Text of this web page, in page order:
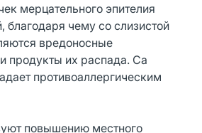
мерцательного эпителия
благодаря чему со слизистой
вредоносные
продукты их распада. Са
противоаллергическим
повышению местного